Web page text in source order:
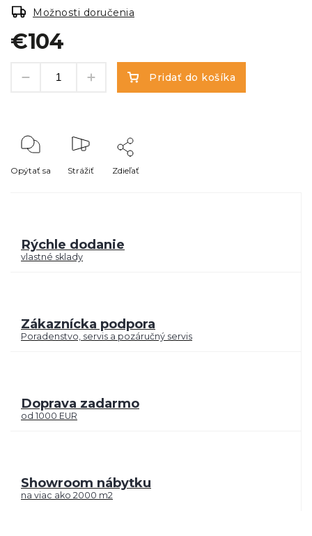
€104
Možnosti doručenia
Pridať do košíka
Opýtať sa Strážiť Zdieľať
Rýchle dodanie
vlastné sklady
Zákaznícka podpora
Poradenstvo, servis a pozáručný servis
Doprava zadarmo
od 1000 EUR
Showroom nábytku
na viac ako 2000 m2